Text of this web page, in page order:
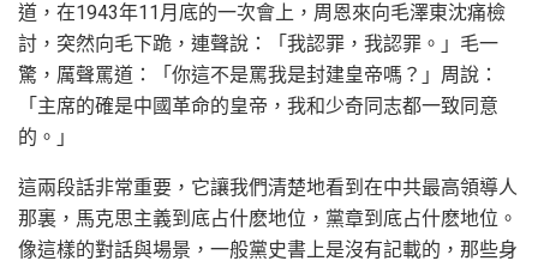
道，在1943年11月底的一次會上，周恩來向毛澤東沈痛檢
討，突然向毛下跪，連聲說：「我認罪，我認罪。」毛一
驚，厲聲罵道：「你這不是罵我是封建皇帝嗎？」周說：
「主席的確是中國革命的皇帝，我和少奇同志都一致同意
的。」
這兩段話非常重要，它讓我們清楚地看到在中共最高領導人
那裏，馬克思主義到底占什麽地位，黨章到底占什麽地位。
像這樣的對話與場景，一般黨史書上是沒有記載的，那些身